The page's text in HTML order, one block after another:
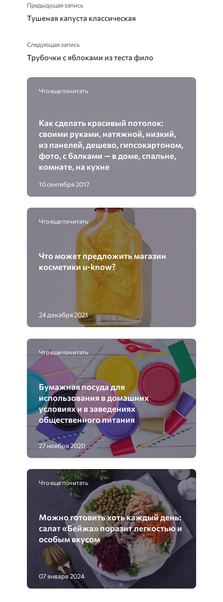
Предыдущая запись
Тушеная капуста классическая
Следующая запись
Трубочки с яблоками из теста фило
Что еще почитать
Как сделать красивый потолок:
своими руками, натяжной, низкий,
из панелей, дешево, гипсокартоном,
фото, с балками — в доме, спальне,
комнате, на кухне
10 сентября 2017
Что еще почитать
Что может предложить магазин
косметики u-know?
24 декабря 2021
Что еще почитать
Бумажная посуда для
использования в домашних
условиях и в заведениях
общественного питания
27 ноября 2020
Что еще почитать
Можно готовить хоть каждый день:
салат «Бейжа» поразит легкостью и
особым вкусом
07 января 2024